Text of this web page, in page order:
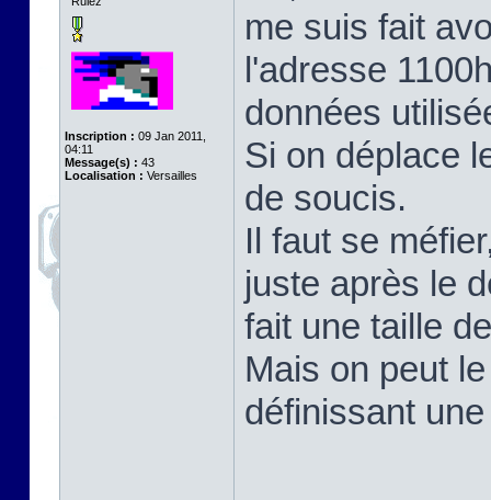
Inscription : 09 Jan 2011,
04:11
Message(s) : 43
Localisation : Versailles
me suis fait
l'adresse
données
Si on déplace
de soucis.
Il faut se
juste après le
fait une taille
Mais on peut
définissant